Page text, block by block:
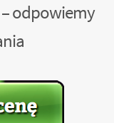
odpowiemy